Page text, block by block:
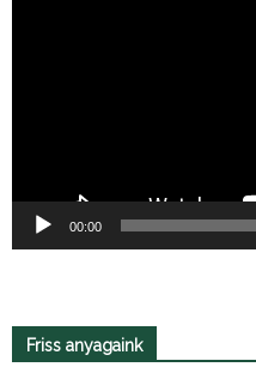
00:00
Friss anyagaink